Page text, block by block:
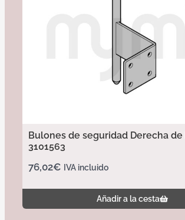
Bulones de seguridad Derecha
3101563
76,02€ IVA incluido
Añadir a la cesta